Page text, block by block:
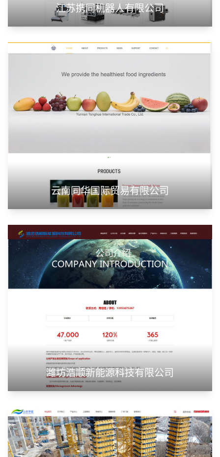
江苏携同机器人有限公司
云南同华国际贸易有限公司
潍坊浩顺新能源科技有限公司